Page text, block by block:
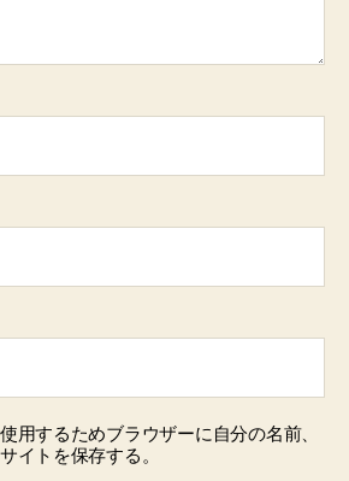
用するためブラウザーに自分の名前、
イトを保存する。